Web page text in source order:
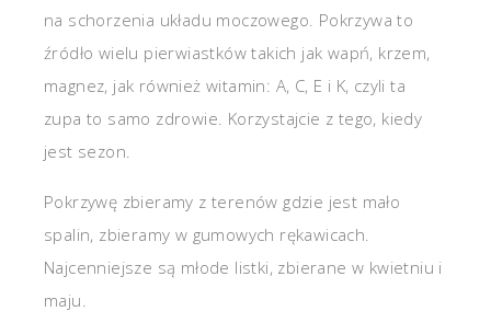
na schorzenia układu moczowego. Pokrzywa to
źródło wielu pierwiastków takich jak wapń, krzem,
magnez, jak również witamin: A, C, E i K, czyli ta
zupa to samo zdrowie. Korzystajcie z tego, kiedy
jest sezon.
Pokrzywę zbieramy z terenów gdzie jest mało
spalin, zbieramy w gumowych rękawicach.
Najcenniejsze są młode listki, zbierane w kwietniu i
maju.